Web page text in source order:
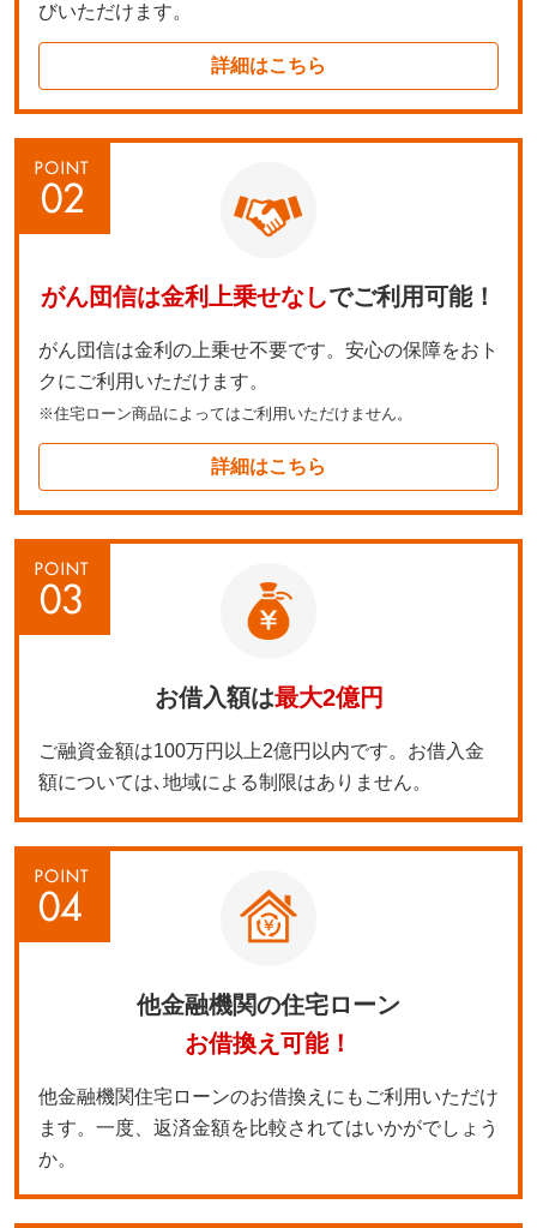
びいただけます。
詳細はこちら
がん団信は金利上乗せなしでご利用可能！
がん団信は金利の上乗せ不要です。安心の保障をおト
クにご利用いただけます。
※住宅ローン商品によってはご利用いただけません。
詳細はこちら
お借入額は最大2億円
ご融資金額は100万円以上2億円以内です。お借入金
額については､地域による制限はありません。
他金融機関の住宅ローン
お借換え可能！
他金融機関住宅ローンのお借換えにもご利用いただけ
ます。一度、返済金額を比較されてはいかがでしょう
か。